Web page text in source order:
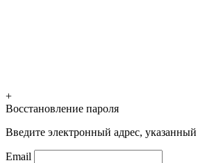
+
Восстановление пароля
Введите электронный адрес,
Email